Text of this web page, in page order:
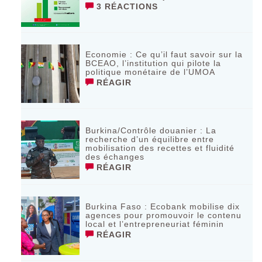
3 RÉACTIONS
Economie : Ce qu’il faut savoir sur la
BCEAO, l’institution qui pilote la
politique monétaire de l’UMOA
RÉAGIR
Burkina/Contrôle douanier : La
recherche d’un équilibre entre
mobilisation des recettes et fluidité
des échanges
RÉAGIR
Burkina Faso : Ecobank mobilise dix
agences pour promouvoir le contenu
local et l’entrepreneuriat féminin
RÉAGIR